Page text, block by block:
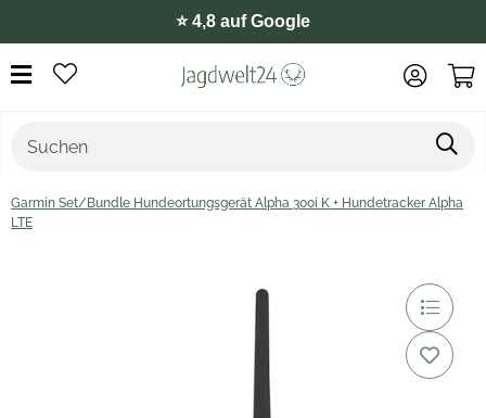
⭐️ 4,8 auf Google
Garmin Set/Bundle Hundeortungsgerät Alpha 300i K + Hundetracker Alpha
LTE